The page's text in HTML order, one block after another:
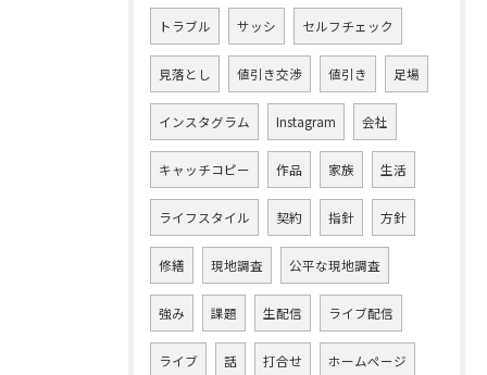
トラブル サッシ セルフチェック
見落とし 値引き交渉 値引き 足場
インスタグラム Instagram 会社
キャッチコピー 作品 家族 生活
ライフスタイル 契約 指針 方針
修繕 現地調査 公平な現地調査
強み 課題 生配信 ライブ配信
ライブ 話 打合せ ホームページ